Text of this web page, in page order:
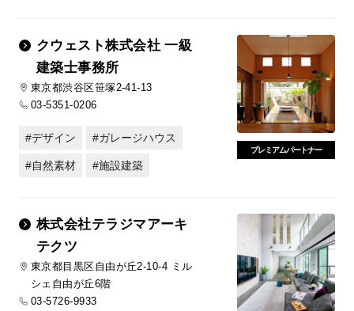
クウェスト株式会社 一級
建築士事務所
東京都渋谷区笹塚2-41-13
03-5351-0206
デザイン ガレージハウス
自然素材 施設建築
プレミアムパートナー
株式会社テラジマアーキ
テクツ
東京都目黒区自由が丘2-10-4 ミル
シェ自由が丘6階
03-5726-9933